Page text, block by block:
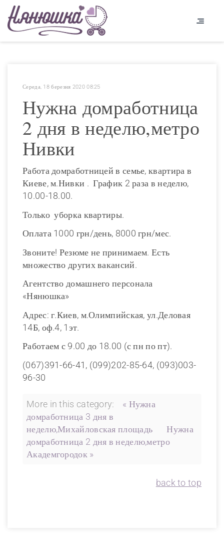
Середа, 18 березня 2020 08:25
Нужна домработница
2 дня в неделю,метро
Нивки
Работа домработницей в семье, квартира в
Киеве, м.Нивки . График 2 раза в неделю,
10.00-18.00.
Только уборка квартиры.
Оплата 1000 грн/день, 8000 грн/мес.
Звоните! Резюме не принимаем. Есть
множество других вакансий.
Агентство домашнего персонала
«Нянюшка»
Адрес: г.Киев, м.Олимпийская, ул.Деловая
14Б, оф.4, 1эт.
Работаем с 9.00 до 18.00 (с пн по пт).
(067)391-66-41, (099)202-85-64, (093)003-
96-30
More in this category:
« Нужна
домработница 3 дня в
неделю,Михайловская площадь
Нужна
домработница 2 дня в неделю,метро
Академгородок »
back to top